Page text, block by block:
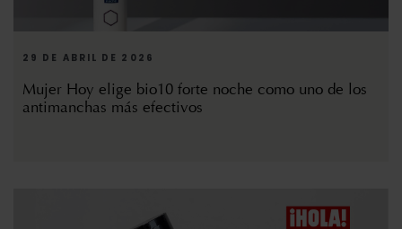
29 DE ABRIL DE 2026
Mujer Hoy elige bio10 forte noche como uno de los
antimanchas más efectivos